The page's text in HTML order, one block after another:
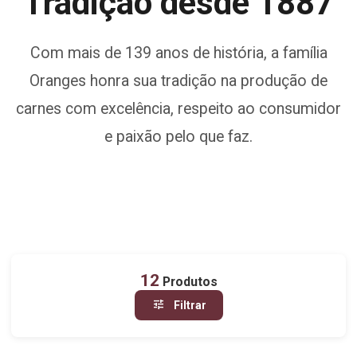
Com mais de 139 anos de história, a família
Oranges honra sua tradição na produção de
carnes com excelência, respeito ao consumidor
e paixão pelo que faz.
12 Produtos
tune Filtrar